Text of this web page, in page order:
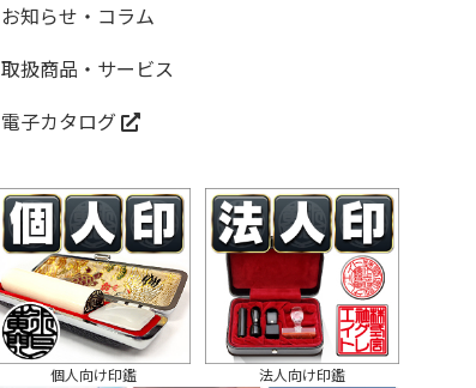
お知らせ・コラム
取扱商品・サービス
電子カタログ
個人向け印鑑 法人向け印鑑